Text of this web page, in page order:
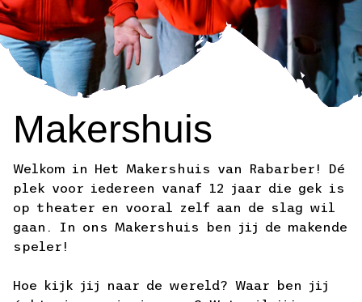
Makershuis
Welkom in Het Makershuis van Rabarber! Dé
plek voor iedereen vanaf 12 jaar die gek is
op theater en vooral zelf aan de slag wil
gaan. In ons Makershuis ben jij de makende
speler!
Hoe kijk jij naar de wereld? Waar ben jij